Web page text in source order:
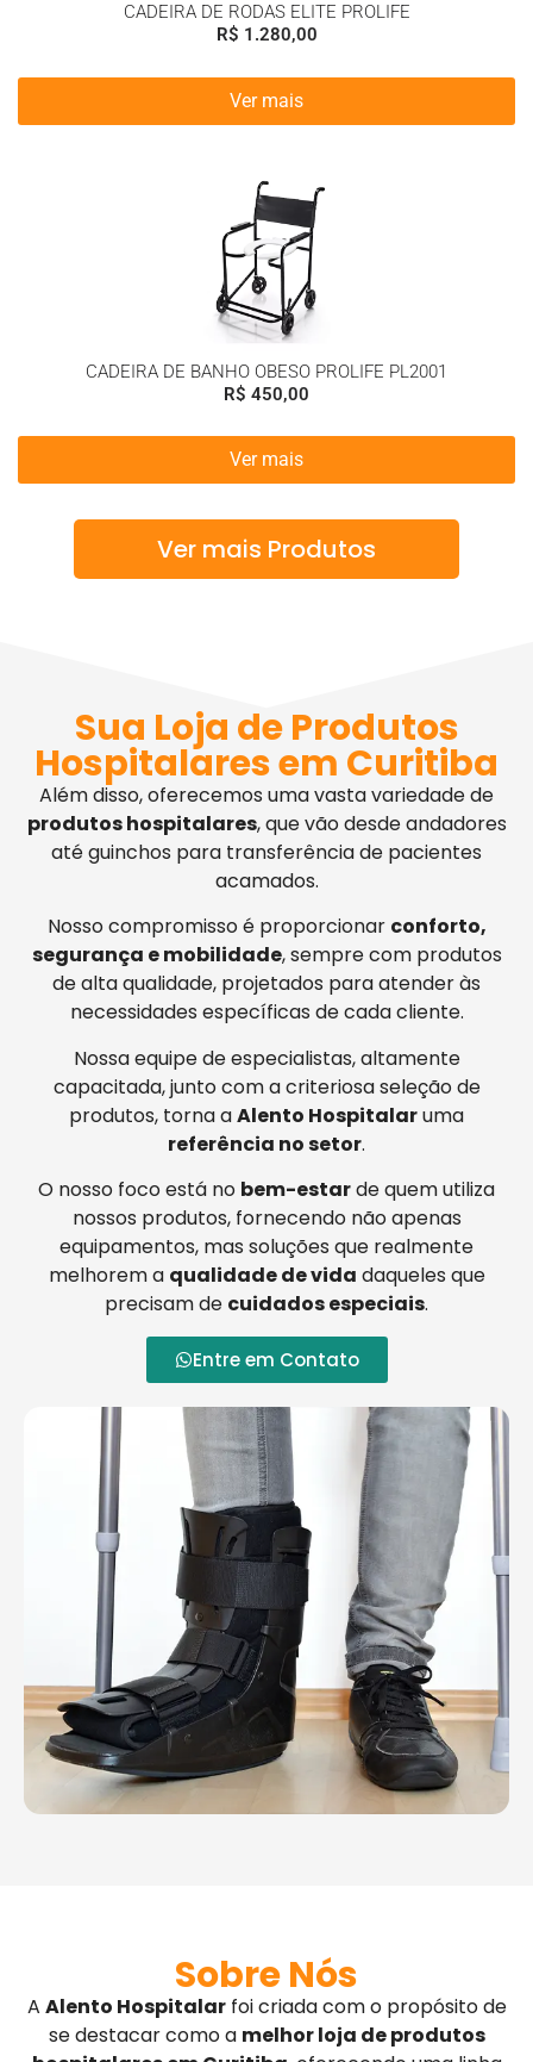
CADEIRA DE RODAS ELITE PROLIFE
R$ 1.280,00
Ver mais
CADEIRA DE BANHO OBESO PROLIFE PL2001
R$ 450,00
Ver mais
Ver mais Produtos
Sua Loja de Produtos
Hospitalares em Curitiba
Além disso, oferecemos uma vasta variedade de
produtos hospitalares, que vão desde andadores
até guinchos para transferência de pacientes
acamados.
Nosso compromisso é proporcionar conforto,
segurança e mobilidade, sempre com produtos
de alta qualidade, projetados para atender às
necessidades específicas de cada cliente.
Nossa equipe de especialistas, altamente
capacitada, junto com a criteriosa seleção de
produtos, torna aAlento Hospitalaruma
referência no setor.
O nosso foco está no bem-estarde quem utiliza
nossos produtos, fornecendo não apenas
equipamentos, mas soluções que realmente
melhorem a qualidade de vida daqueles que
precisam de cuidados especiais.
Entre em Contato
Sobre Nós
A Alento Hospitalarfoi criada com o propósito de
se destacar como a melhor loja de produtos